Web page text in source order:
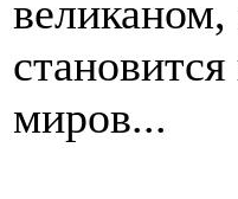
миров...